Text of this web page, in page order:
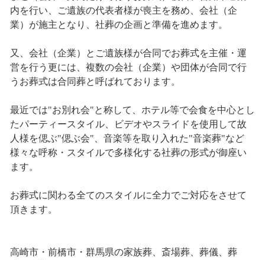
内を行い、ご遺族の代表者様が喪主を務め、会社（企
業）が施主となり、社葬の企画と準備を進めます。
又、会社（企業）とご遺族様が合同でお葬式を主催・運
営を行う更には、複数の会社（企業）や団体が合同で行
うお葬式は合同葬と呼ばれております。
最近では"お別れ会"と称して、ホテル等で会食を中心とし
たパーティースタイル、ビデオやスライドを使用して故
人様を偲ぶ"偲ぶ会"、音楽等を取り入れた"音楽葬"など
様々な呼称・スタイルで多様化する社葬の形式が御座い
ます。
お葬式に関わる全てのスタイルに全力でご対応をさせて
頂きます。
高崎市・前橋市・群馬県の家族葬、斎場葬、葬儀、葬